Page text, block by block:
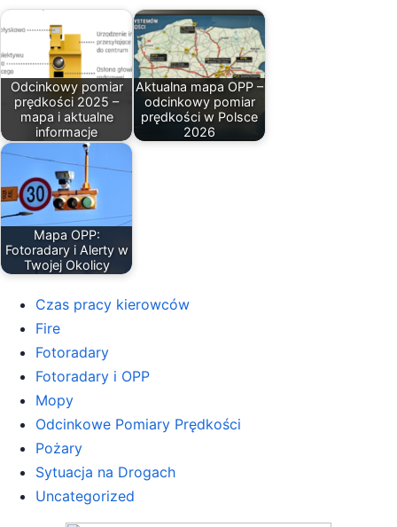
Odcinkowy pomiar
prędkości 2025 –
mapa i aktualne
informacje
Aktualna mapa OPP –
odcinkowy pomiar
prędkości w Polsce
2026
Mapa OPP:
Fotoradary i Alerty w
Twojej Okolicy
Czas pracy kierowców
Fire
Fotoradary
Fotoradary i OPP
Mopy
Odcinkowe Pomiary Prędkości
Pożary
Sytuacja na Drogach
Uncategorized